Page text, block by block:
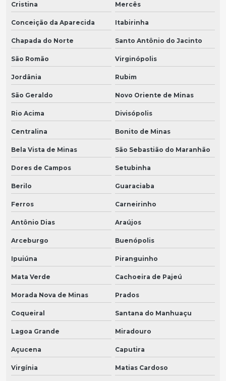
Cristina Mercês
Conceição da Aparecida Itabirinha
Chapada do Norte Santo Antônio do Jacinto
São Romão Virginópolis
Jordânia Rubim
São Geraldo Novo Oriente de Minas
Rio Acima Divisópolis
Centralina Bonito de Minas
Bela Vista de Minas São Sebastião do Maranhão
Dores de Campos Setubinha
Berilo Guaraciaba
Ferros Carneirinho
Antônio Dias Araújos
Arceburgo Buenópolis
Ipuiúna Piranguinho
Mata Verde Cachoeira de Pajeú
Morada Nova de Minas Prados
Coqueiral Santana do Manhuaçu
Lagoa Grande Miradouro
Açucena Caputira
Virgínia Matias Cardoso